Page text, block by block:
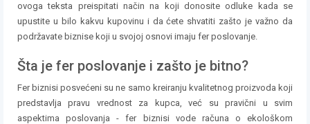
ovoga teksta preispitati način na koji donosite odluke kada se
upustite u bilo kakvu kupovinu i da ćete shvatiti zašto je važno da
podržavate biznise koji u svojoj osnovi imaju fer poslovanje.
Šta je fer poslovanje i zašto je bitno?
Fer biznisi posvećeni su ne samo kreiranju kvalitetnog proizvoda koji
predstavlja pravu vrednost za kupca, već su pravični u svim
aspektima poslovanja - fer biznisi vode računa o ekološkom